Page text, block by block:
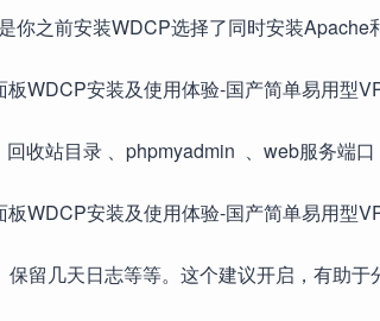
你之前安装WDCP选择了同时安装Apache
收站目录 、phpmyadmin 、web服务端口
留几天日志等等。这个建议开启，有助于